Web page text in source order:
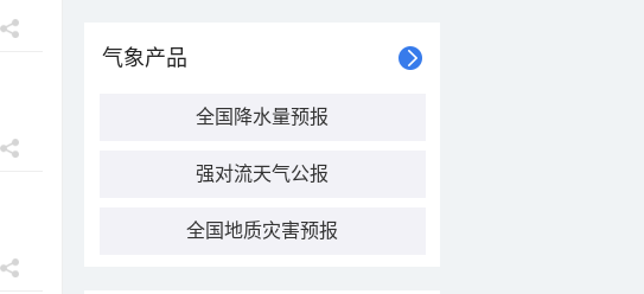
气象产品
全国降水量预报
强对流天气公报
全国地质灾害预报